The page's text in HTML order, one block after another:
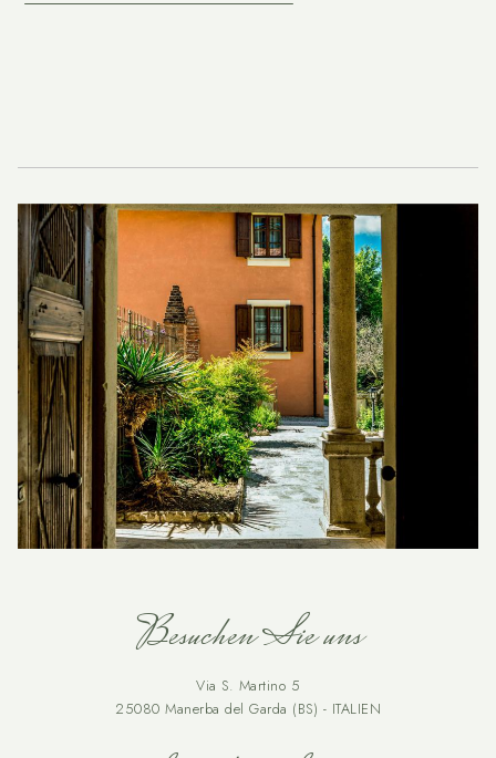
Besuchen Sie uns
Via S. Martino 5
25080 Manerba del Garda (BS) - ITALIEN